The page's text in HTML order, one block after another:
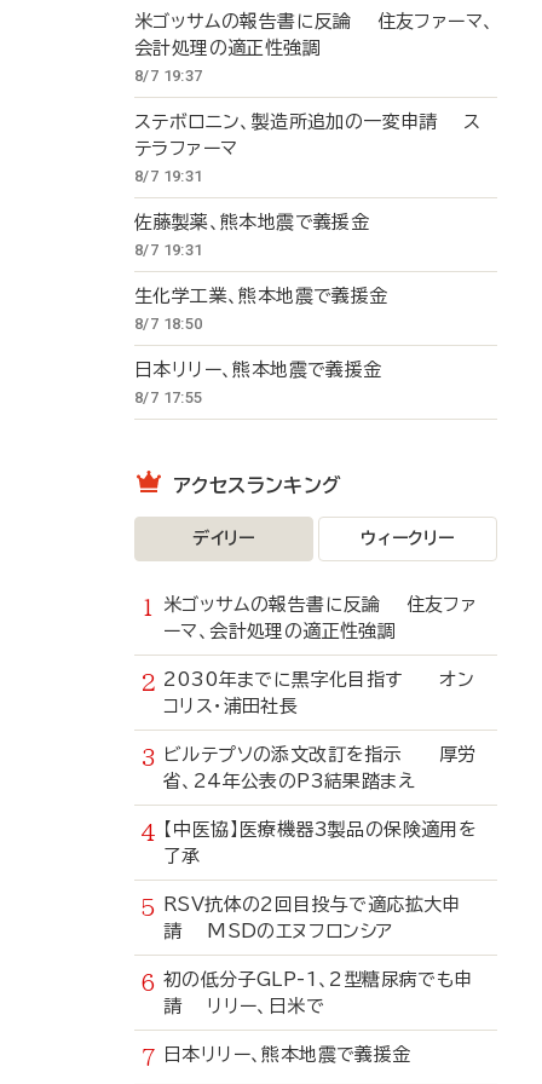
米ゴッサムの報告書に反論 住友ファーマ、
会計処理の適正性強調
8/7 19:37
ステボロニン、製造所追加の一変申請 ス
テラファーマ
8/7 19:31
佐藤製薬、熊本地震で義援金
8/7 19:31
生化学工業、熊本地震で義援金
8/7 18:50
日本リリー、熊本地震で義援金
8/7 17:55
アクセスランキング
デイリー ウィークリー
米ゴッサムの報告書に反論 住友ファ
ーマ、会計処理の適正性強調
2030年までに黒字化目指す オン
コリス・浦田社長
ビルテプソの添文改訂を指示 厚労
省、24年公表のP3結果踏まえ
【中医協】医療機器3製品の保険適用を
了承
RSV抗体の2回目投与で適応拡大申
請 MSDのエヌフロンシア
初の低分子GLP-1、2型糖尿病でも申
請 リリー、日米で
日本リリー、熊本地震で義援金